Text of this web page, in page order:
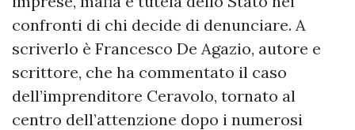
confronti di chi decide di denunciare. A
scriverlo è Francesco De Agazio, autore e
scrittore, che ha commentato il caso
dell’imprenditore Ceravolo, tornato al
centro dell’attenzione dopo i numerosi